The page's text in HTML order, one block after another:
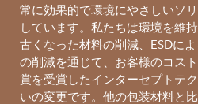
常に効果的で環境にやさしいソ
しています。私たちは環境を維
古くなった材料の削減、ESDに
の削減を通じて、お客様のコス
賞を受賞したインターセプトテ
いの変更です。他の包装材料と